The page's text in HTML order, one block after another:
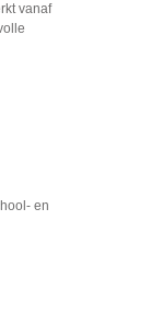
vanaf
en